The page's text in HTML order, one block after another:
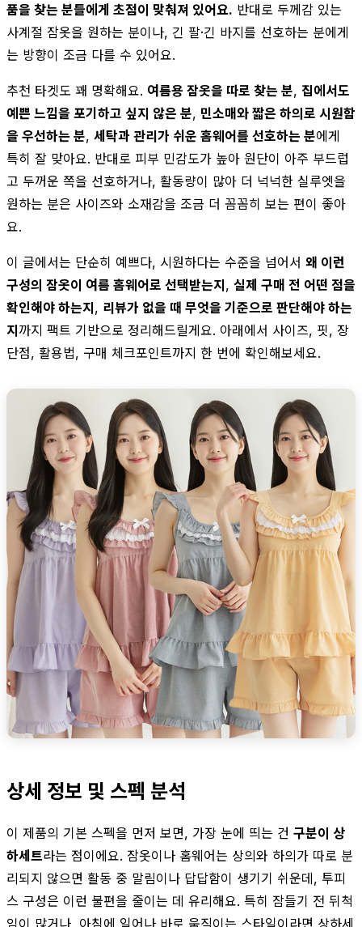
품을 찾는 분들에게 초점이 맞춰져 있어요. 반대로 두께감 있는
사계절 잠옷을 원하는 분이나, 긴 팔·긴 바지를 선호하는 분에게
는 방향이 조금 다를 수 있어요.
추천 타겟도 꽤 명확해요. 여름용 잠옷을 따로 찾는 분, 집에서도
예쁜 느낌을 포기하고 싶지 않은 분, 민소매와 짧은 하의로 시원함
을 우선하는 분, 세탁과 관리가 쉬운 홈웨어를 선호하는 분에게
특히 잘 맞아요. 반대로 피부 민감도가 높아 원단이 아주 부드럽
고 두꺼운 쪽을 선호하거나, 활동량이 많아 더 넉넉한 실루엣을
원하는 분은 사이즈와 소재감을 조금 더 꼼꼼히 보는 편이 좋아
요.
이 글에서는 단순히 예쁘다, 시원하다는 수준을 넘어서 왜 이런
구성의 잠옷이 여름 홈웨어로 선택받는지, 실제 구매 전 어떤 점을
확인해야 하는지, 리뷰가 없을 때 무엇을 기준으로 판단해야 하는
지까지 팩트 기반으로 정리해드릴게요. 아래에서 사이즈, 핏, 장
단점, 활용법, 구매 체크포인트까지 한 번에 확인해보세요.
상세 정보 및 스펙 분석
이 제품의 기본 스펙을 먼저 보면, 가장 눈에 띄는 건 구분이 상
하세트라는 점이에요. 잠옷이나 홈웨어는 상의와 하의가 따로 분
리되지 않으면 활동 중 말림이나 답답함이 생기기 쉬운데, 투피
스 구성은 이런 불편을 줄이는 데 유리해요. 특히 잠들기 전 뒤척
임이 많거나, 아침에 일어나 바로 움직이는 스타일이라면 상하세